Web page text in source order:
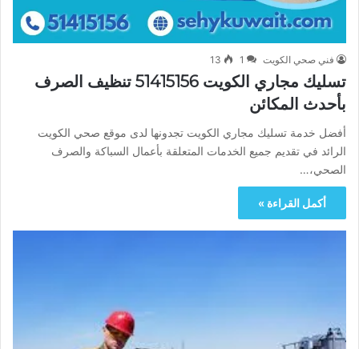
فني صحي الكويت 1
13
تسليك مجاري الكويت 51415156 تنظيف الصرف
بأحدث المكائن
أفضل خدمة تسليك مجاري الكويت تجدونها لدى موقع صحي الكويت
الرائد في تقديم جميع الخدمات المتعلقة بأعمال السباكة والصرف
الصحي،…
أكمل القراءة »